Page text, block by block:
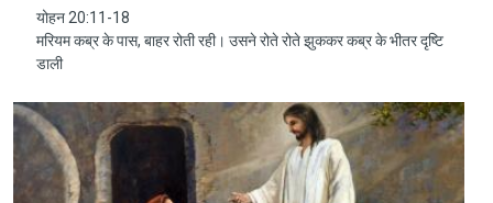
योहन 20:11-18
मरियम कब्र के पास, बाहर रोती रही। उसने रोते रोते झुककर कब्र के भीतर दृष्टि
डाली